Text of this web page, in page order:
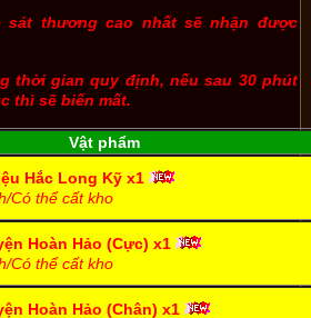
thương cao nhất sẽ nhận được
thời gian quy định, nếu sau 30 phút
thì sẽ biến mất.
Vật phẩm
Hắc Long Kỹ x1
Có thể cất kho
Hoàn Hảo (Cực) x1
Có thể cất kho
Hoàn Hảo (Chân) x1